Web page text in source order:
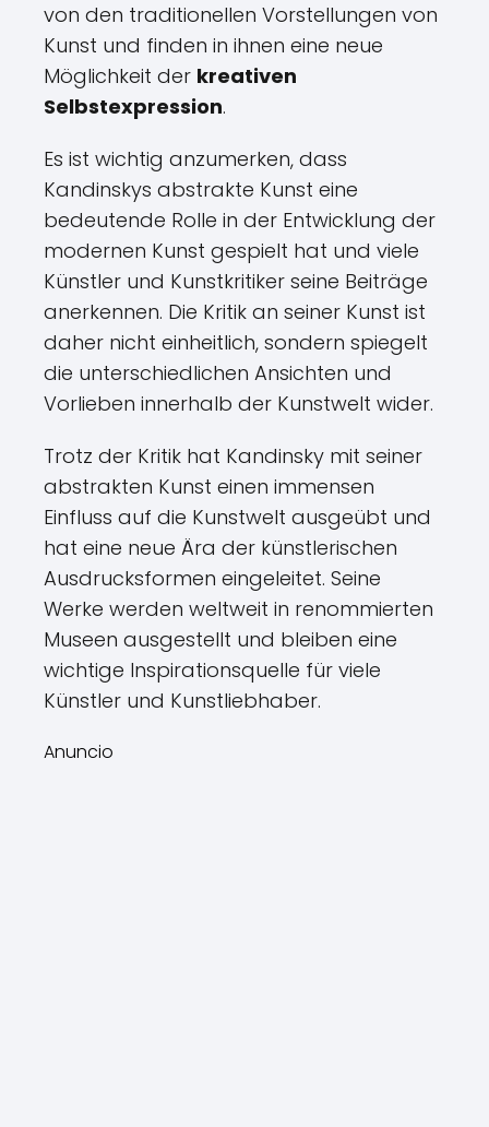
von den traditionellen Vorstellungen von
Kunst und finden in ihnen eine neue
Möglichkeit der kreativen
Selbstexpression.
Es ist wichtig anzumerken, dass
Kandinskys abstrakte Kunst eine
bedeutende Rolle in der Entwicklung der
modernen Kunst gespielt hat und viele
Künstler und Kunstkritiker seine Beiträge
anerkennen. Die Kritik an seiner Kunst ist
daher nicht einheitlich, sondern spiegelt
die unterschiedlichen Ansichten und
Vorlieben innerhalb der Kunstwelt wider.
Trotz der Kritik hat Kandinsky mit seiner
abstrakten Kunst einen immensen
Einfluss auf die Kunstwelt ausgeübt und
hat eine neue Ära der künstlerischen
Ausdrucksformen eingeleitet. Seine
Werke werden weltweit in renommierten
Museen ausgestellt und bleiben eine
wichtige Inspirationsquelle für viele
Künstler und Kunstliebhaber.
Anuncio